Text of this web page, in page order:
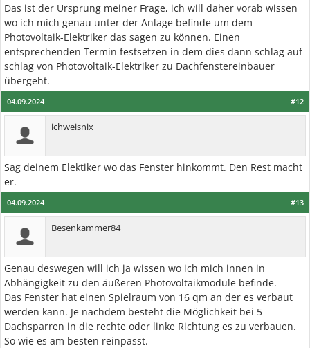
Das ist der Ursprung meiner Frage, ich will daher vorab wissen
wo ich mich genau unter der Anlage befinde um dem
Photovoltaik-Elektriker das sagen zu können. Einen
entsprechenden Termin festsetzen in dem dies dann schlag auf
schlag von Photovoltaik-Elektriker zu Dachfenstereinbauer
übergeht.
#12
04.09.2024
ichweisnix
Sag deinem Elektiker wo das Fenster hinkommt. Den Rest macht
er.
#13
04.09.2024
Besenkammer84
Genau deswegen will ich ja wissen wo ich mich innen in
Abhängigkeit zu den äußeren Photovoltaikmodule befinde.
Das Fenster hat einen Spielraum von 16 qm an der es verbaut
werden kann. Je nachdem besteht die Möglichkeit bei 5
Dachsparren in die rechte oder linke Richtung es zu verbauen.
So wie es am besten reinpasst.